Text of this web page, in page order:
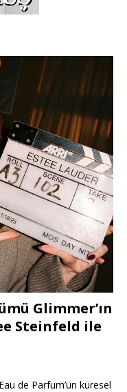
Glimmer’ın
Steinfeld ile
de Parfum’ün küresel